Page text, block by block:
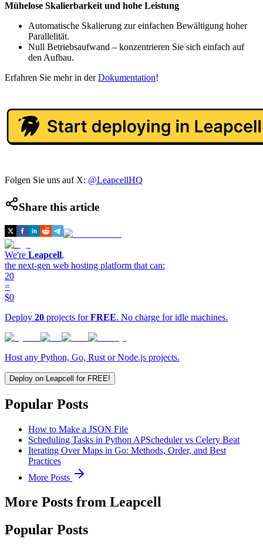
Mühelose Skalierbarkeit und hohe Leistung
Automatische Skalierung zur einfachen Bewältigung hoher
Parallelität.
Null Betriebsaufwand – konzentrieren Sie sich einfach auf
den Aufbau.
Erfahren Sie mehr in derDokumentation!
Folgen Sie uns auf X: @LeapcellHQ
Share this article
We're Leapcell,
the next-gen web hosting platform that can:
20
=
$0
Deploy 20 projects forFREE. No charge for idle machines.
Host any Python, Go, Rust or Node.js projects.
Deploy on Leapcell for FREE!
Popular Posts
How to Make a JSON File
Scheduling Tasks in Python APScheduler vs Celery Beat
Iterating Over Maps in Go: Methods, Order, and Best
Practices
More Posts
More Posts from Leapcell
Popular Posts